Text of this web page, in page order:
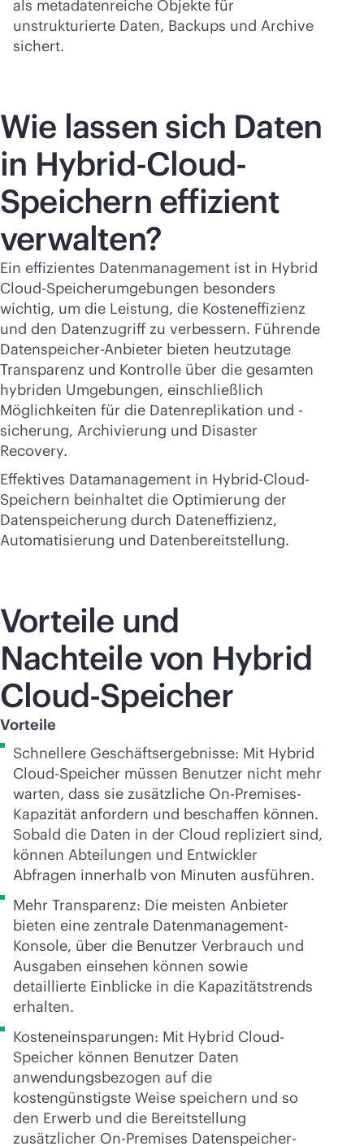
als metadatenreiche Objekte für
unstrukturierte Daten, Backups und Archive
sichert.
Wie lassen sich Daten
in Hybrid-Cloud-
Speichern effizient
verwalten?
Ein effizientes Datenmanagement ist in Hybrid
Cloud-Speicherumgebungen besonders
wichtig, um die Leistung, die Kosteneffizienz
und den Datenzugriff zu verbessern. Führende
Datenspeicher-Anbieter bieten heutzutage
Transparenz und Kontrolle über die gesamten
hybriden Umgebungen, einschließlich
Möglichkeiten für die Datenreplikation und -
sicherung, Archivierung und Disaster
Recovery.
Effektives Datamanagement in Hybrid-Cloud-
Speichern beinhaltet die Optimierung der
Datenspeicherung durch Dateneffizienz,
Automatisierung und Datenbereitstellung.
Vorteile und
Nachteile von Hybrid
Cloud-Speicher
Vorteile
Schnellere Geschäftsergebnisse: Mit Hybrid
Cloud-Speicher müssen Benutzer nicht mehr
warten, dass sie zusätzliche On-Premises-
Kapazität anfordern und beschaffen können.
Sobald die Daten in der Cloud repliziert sind,
können Abteilungen und Entwickler
Abfragen innerhalb von Minuten ausführen.
Mehr Transparenz: Die meisten Anbieter
bieten eine zentrale Datenmanagement-
Konsole, über die Benutzer Verbrauch und
Ausgaben einsehen können sowie
detaillierte Einblicke in die Kapazitätstrends
erhalten.
Kosteneinsparungen: Mit Hybrid Cloud-
Speicher können Benutzer Daten
anwendungsbezogen auf die
kostengünstigste Weise speichern und so
den Erwerb und die Bereitstellung
zusätzlicher On-Premises Datenspeicher-